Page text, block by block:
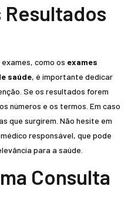
Resultados
como os exames
saúde, é importante dedicar
Se os resultados forem
números e os termos. Em caso
que surgirem. Não hesite em
responsável, que pode
para a saúde.
Consulta